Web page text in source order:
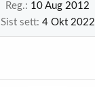
Reg.
10 Aug 2012
Sist sett 4 Okt 2022